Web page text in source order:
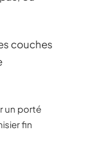
couches
un porté
fin